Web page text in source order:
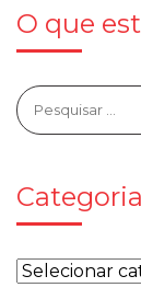
O que